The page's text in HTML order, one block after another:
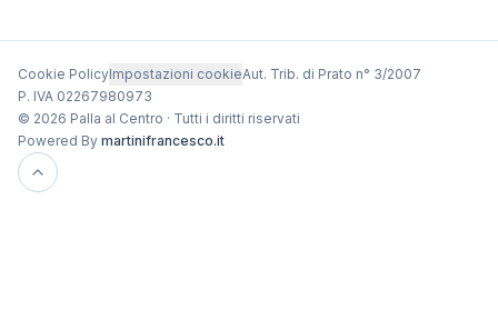
Cookie PolicyImpostazioni cookieAut. Trib. di Prato n° 3/2007
P. IVA 02267980973
© 2026 Palla al Centro · Tutti i diritti riservati
Powered By martinifrancesco.it